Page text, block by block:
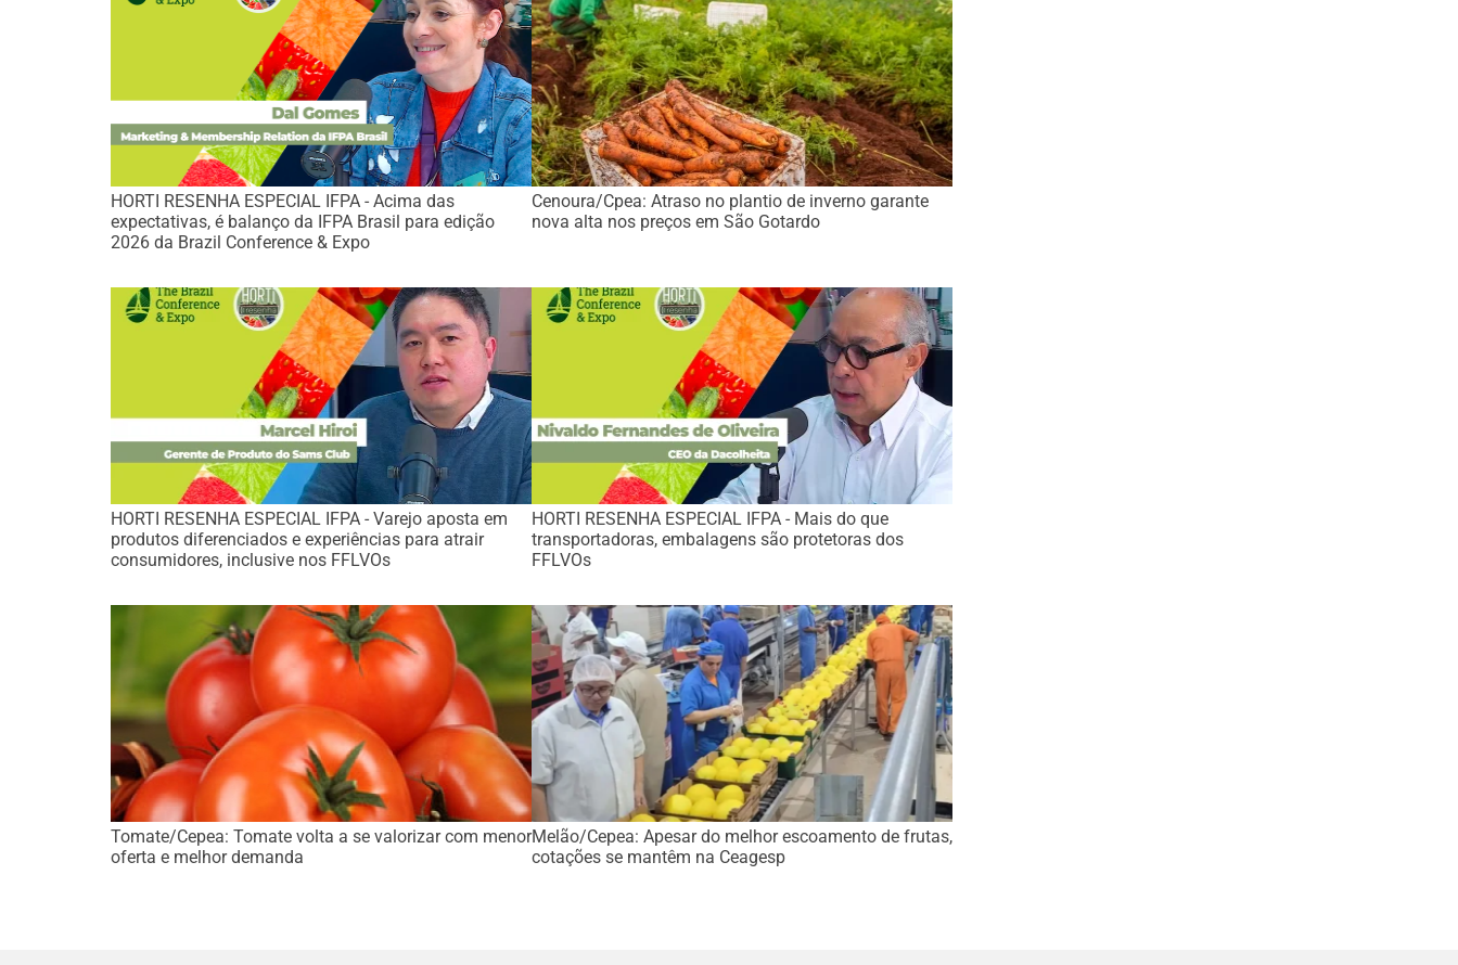
HORTI RESENHA ESPECIAL IFPA - Acima das
expectativas, é balanço da IFPA Brasil para edição
2026 da Brazil Conference & Expo
Cenoura/Cpea: Atraso no plantio de inverno garante
nova alta nos preços em São Gotardo
HORTI RESENHA ESPECIAL IFPA - Varejo aposta em
produtos diferenciados e experiências para atrair
consumidores, inclusive nos FFLVOs
HORTI RESENHA ESPECIAL IFPA - Mais do que
transportadoras, embalagens são protetoras dos
FFLVOs
Tomate/Cepea: Tomate volta a se valorizar com menor
oferta e melhor demanda
Melão/Cepea: Apesar do melhor escoamento de frutas,
cotações se mantêm na Ceagesp